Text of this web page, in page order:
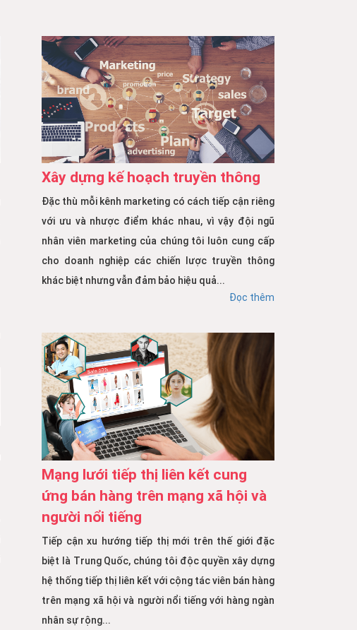
Xây dựng kế hoạch truyền thông
Đặc thù mỗi kênh marketing có cách tiếp cận riêng
với ưu và nhược điểm khác nhau, vì vậy đội ngũ
nhân viên marketing của chúng tôi luôn cung cấp
cho doanh nghiệp các chiến lược truyền thông
khác biệt nhưng vẫn đảm bảo hiệu quả...
Đọc thêm
Mạng lưới tiếp thị liên kết cung
ứng bán hàng trên mạng xã hội và
người nổi tiếng
Tiếp cận xu hướng tiếp thị mới trên thế giới đặc
biệt là Trung Quốc, chúng tôi độc quyền xây dựng
hệ thống tiếp thị liên kết với cộng tác viên bán hàng
trên mạng xã hội và người nổi tiếng với hàng ngàn
nhân sự rộng...